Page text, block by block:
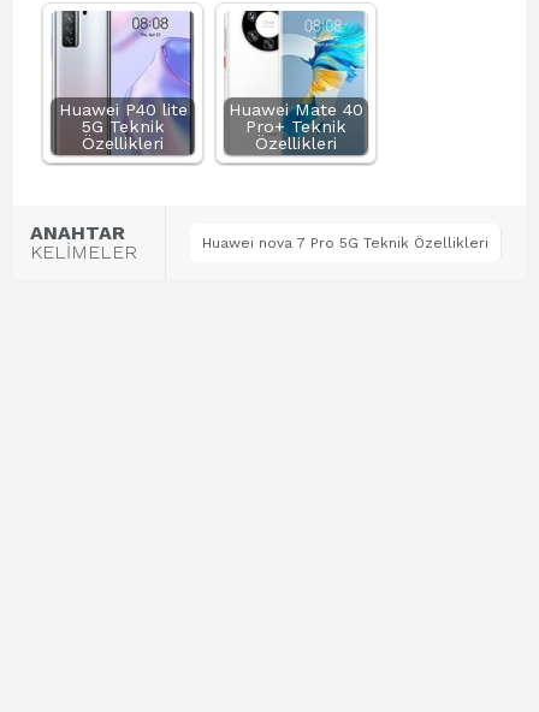
Huawei P40 lite
5G Teknik
Özellikleri
Huawei Mate 40
Pro+ Teknik
Özellikleri
ANAHTAR
KELİMELER
Huawei nova 7 Pro 5G Teknik Özellikleri